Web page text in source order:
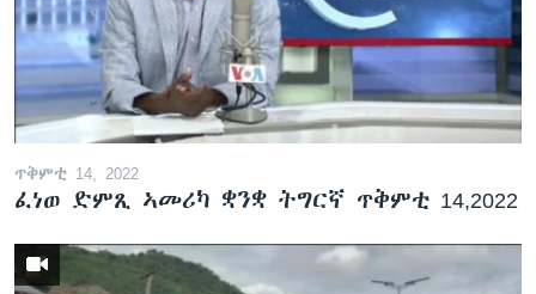
ጥቅምቲ 14, 2022
ፈነወ ድምጺ ኣመሪካ ቋንቋ ትግርኛ ጥቅምቲ 14,2022